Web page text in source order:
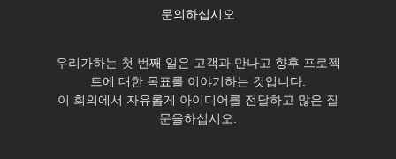
문의하십시오
우리가하는 첫 번째 일은 고객과 만나고 향후 프로젝
트에 대한 목표를 이야기하는 것입니다.
이 회의에서 자유롭게 아이디어를 전달하고 많은 질
문을하십시오.